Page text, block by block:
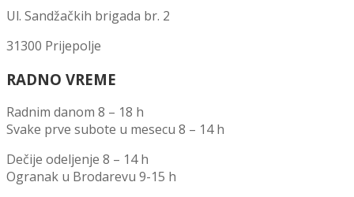
Ul. Sandžačkih brigada br. 2
31300 Prijepolje
RADNO VREME
Radnim danom 8 – 18 h
Svake prve subote u mesecu 8 – 14 h
Dečije odeljenje 8 – 14 h
Ogranak u Brodarevu 9-15 h